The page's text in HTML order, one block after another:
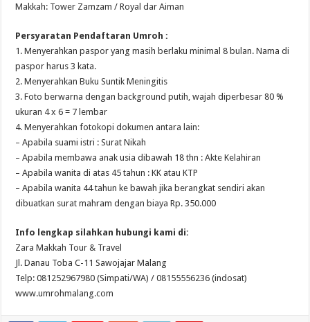
Makkah: Tower Zamzam / Royal dar Aiman
Persyaratan Pendaftaran Umroh :
1. Menyerahkan paspor yang masih berlaku minimal 8 bulan. Nama di
paspor harus 3 kata.
2. Menyerahkan Buku Suntik Meningitis
3. Foto berwarna dengan background putih, wajah diperbesar 80 %
ukuran 4 x 6 = 7 lembar
4. Menyerahkan fotokopi dokumen antara lain:
– Apabila suami istri : Surat Nikah
– Apabila membawa anak usia dibawah 18 thn : Akte Kelahiran
– Apabila wanita di atas 45 tahun : KK atau KTP
– Apabila wanita 44 tahun ke bawah jika berangkat sendiri akan
dibuatkan surat mahram dengan biaya Rp. 350.000
Info lengkap silahkan hubungi kami di:
Zara Makkah Tour & Travel
Jl. Danau Toba C-11 Sawojajar Malang
Telp: 081252967980 (Simpati/WA) / 08155556236 (indosat)
www.umrohmalang.com